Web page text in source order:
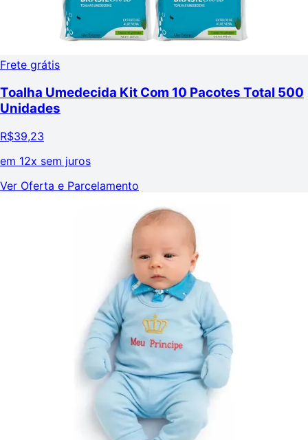
Frete grátis
Toalha Umedecida Kit Com 10 Pacotes Total 500
Unidades
R$39,23
em 12x sem juros
Ver Oferta e Parcelamento